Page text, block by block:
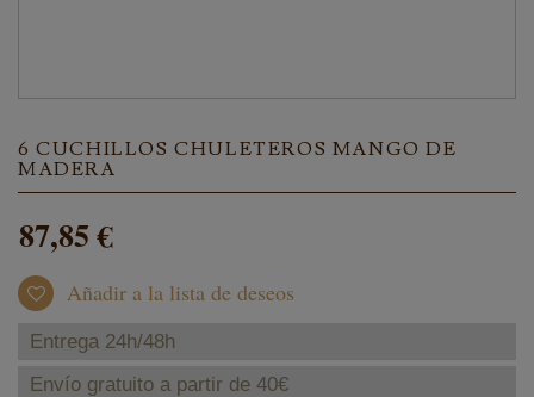
6 CUCHILLOS CHULETEROS MANGO DE
MADERA
87,85 €
Añadir a la lista de deseos
Entrega 24h/48h
Envío gratuito a partir de 40€